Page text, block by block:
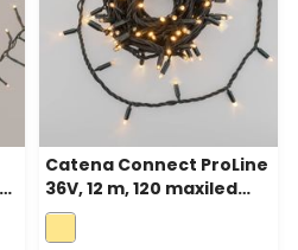
Catena Connect ProLine
36V, 12 m, 120 maxiled
bianco caldo, cavo
verde, prolungabile